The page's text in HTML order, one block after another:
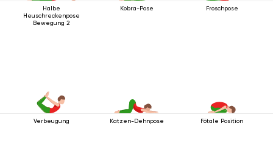
Halbe
Heuschreckenpose
Bewegung 2
Kobra-Pose Froschpose
Verbeugung Katzen-Dehnpose Fötale Position